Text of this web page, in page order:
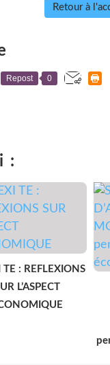
Retour à
Repost 0
:
TE : REFLEXIONS
L’ASPECT